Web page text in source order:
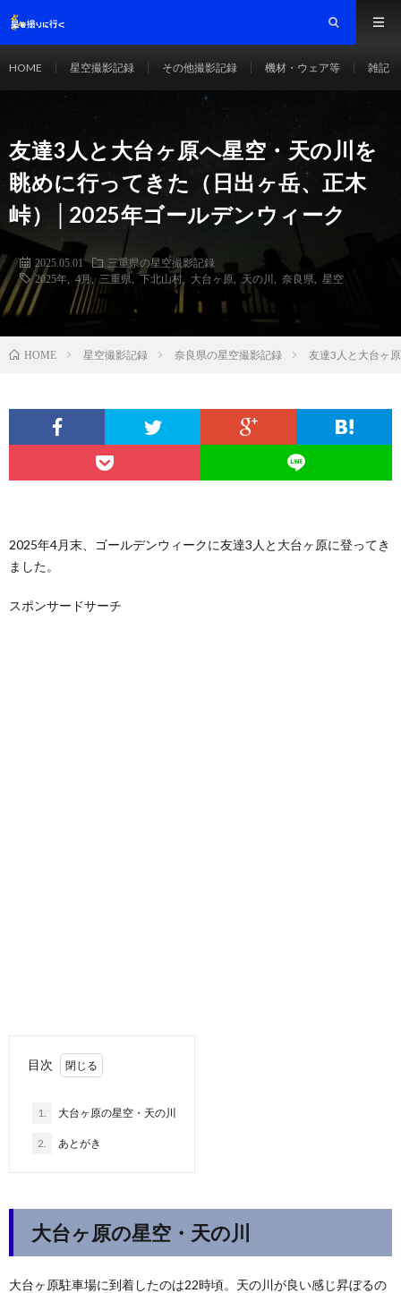
HOME 星空撮影記録 その他撮影記録 機材・ウェア等 雑記
友達3人と大台ヶ原へ星空・天の川を
眺めに行ってきた（日出ヶ岳、正木
峠）│2025年ゴールデンウィーク
2025.05.01
三重県の星空撮影記録
2025年
4月 ,三重県 下北山村 大台ヶ原 天の川 奈良県 星空
HOME 星空撮影記録 奈良県の星空撮影記録 友達3人と大台ヶ
2025年4月末、ゴールデンウィークに友達3人と大台ヶ原に登ってき
ました。
スポンサードサーチ
目次
1. 大台ヶ原の星空・天の川
2. あとがき
大台ヶ原の星空・天の川
大台ヶ原駐車場に到着したのは22時頃。天の川が良い感じ昇ぼるの